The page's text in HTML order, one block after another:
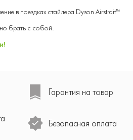
в поездках стайлера Dyson Airstrait™
брать с собой.
Гарантия на товар
Безопасная оплата